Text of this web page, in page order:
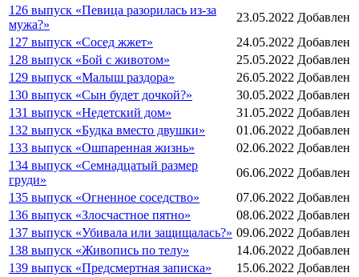
126 выпуск «Певица разорилась из-за
мужа?»
23.05.2022 Добавлен
127 выпуск «Сосед жжет»
24.05.2022 Добавлен
128 выпуск «Бой с животом»
25.05.2022 Добавлен
129 выпуск «Малыш раздора»
26.05.2022 Добавлен
130 выпуск «Сын будет дочкой?»
30.05.2022 Добавлен
131 выпуск «Недетский дом»
31.05.2022 Добавлен
132 выпуск «Будка вместо двушки»
01.06.2022 Добавлен
133 выпуск «Ошпаренная жизнь»
02.06.2022 Добавлен
134 выпуск «Семнадцатый размер
груди»
06.06.2022 Добавлен
135 выпуск «Огненное соседство»
07.06.2022 Добавлен
136 выпуск «Злосчастное пятно»
08.06.2022 Добавлен
137 выпуск «Убивала или защищалась?» 09.06.2022 Добавлен
138 выпуск «Живопись по телу»
14.06.2022 Добавлен
139 выпуск «Предсмертная записка»
15.06.2022 Добавлен